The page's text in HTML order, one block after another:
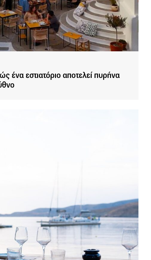
ένα εστιατόριο αποτελεί πυρήνα